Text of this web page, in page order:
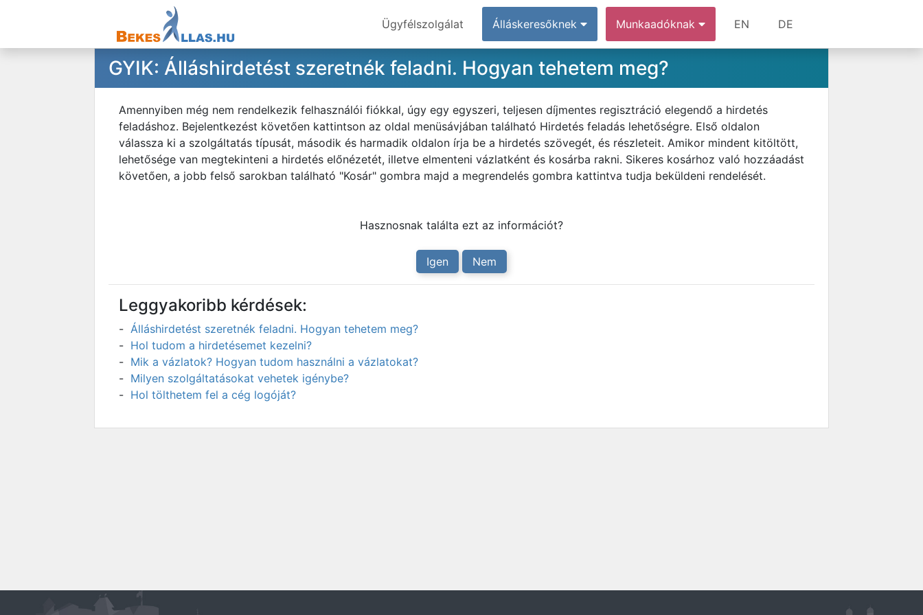
Ügyfélszolgálat Álláskeresőknek Munkaadóknak EN DE
GYIK: Álláshirdetést szeretnék feladni. Hogyan tehetem meg?
Amennyiben még nem rendelkezik felhasználói fiókkal, úgy egy egyszeri, teljesen díjmentes regisztráció elegendő a hirdetés
feladáshoz. Bejelentkezést követően kattintson az oldal menüsávjában található Hirdetés feladás lehetőségre. Első oldalon
válassza ki a szolgáltatás típusát, második és harmadik oldalon írja be a hirdetés szövegét, és részleteit. Amikor mindent kitöltött,
lehetősége van megtekinteni a hirdetés előnézetét, illetve elmenteni vázlatként és kosárba rakni. Sikeres kosárhoz való hozzáadást
követően, a jobb felső sarokban található "Kosár" gombra majd a megrendelés gombra kattintva tudja beküldeni rendelését.
Hasznosnak találta ezt az információt?
Igen Nem
Leggyakoribb kérdések:
Álláshirdetést szeretnék feladni. Hogyan tehetem meg?
Hol tudom a hirdetésemet kezelni?
Mik a vázlatok? Hogyan tudom használni a vázlatokat?
Milyen szolgáltatásokat vehetek igénybe?
Hol tölthetem fel a cég logóját?